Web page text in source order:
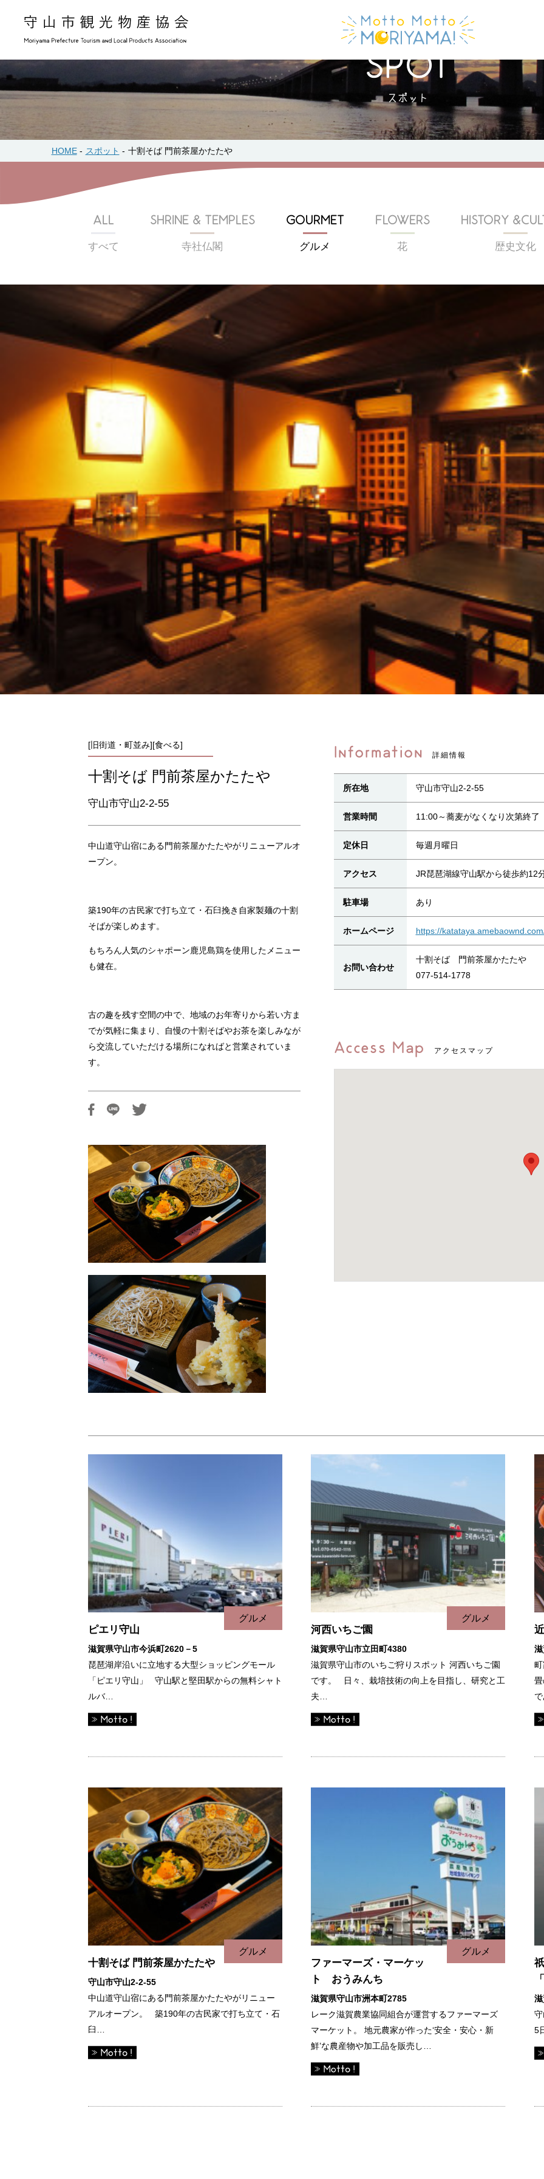
スポット
HOME スポット 十割そば 門前茶屋かたたや
ALL
すべて
SHRINE & TEMPLES
寺社仏閣
GOURMET
グルメ
FLOWERS
花
HISTORY
歴史文化
[旧街道・町並み][食べる]
十割そば 門前茶屋かたたや
守山市守山2-2-55
中山道守山宿にある門前茶屋かたたやがリニューアルオ
ープン。
築190年の古民家で打ち立て・石臼挽き自家製麺の十割
そばが楽しめます。
もちろん人気のシャポーン鹿児島鶏を使用したメニュー
も健在。
古の趣を残す空間の中で、地域のお年寄りから若い方ま
でが気軽に集まり、自慢の十割そばやお茶を楽しみなが
ら交流していただける場所になればと営業されていま
す。
Information 詳細情報
所在地 守山市守山2-2-55
営業時間 11:00～蕎麦がなくなり次第終了
定休日 毎週月曜日
アクセス JR琵琶湖線守山駅から徒歩約12
駐車場 あり
ホームページ https://
お問い合わせ
十割そば 門前茶屋かたたや
077-514-1778
Access Map アクセスマップ
グルメ
ピエリ守山
滋賀県守山市今浜町2620－5
琵琶湖岸沿いに立地する大型ショッピングモール
「ピエリ守山」 守山駅と堅田駅からの無料シャト
ルバ…
グルメ
河西いちご園
滋賀県守山市立田町4380
滋賀県守山市のいちご狩りスポット 河西いちご園
です。 日々、栽培技術の向上を目指し、研究と工
夫…
グルメ
十割そば 門前茶屋かたたや
守山市守山2-2-55
中山道守山宿にある門前茶屋かたたやがリニュー
アルオープン。 築190年の古民家で打ち立て・石
臼…
グルメ
ファーマーズ・マーケッ
ト おうみんち
滋賀県守山市洲本町2785
レーク滋賀農業協同組合が運営するファーマーズ
マーケット。 地元農家が作った‘安全・安心・新
鮮’な農産物や加工品を販売し…
5